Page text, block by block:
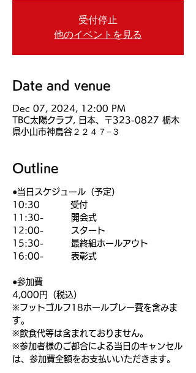
受付停止
他のイベントを見る
Date and venue
Dec 07, 2024, 12:00 PM
TBC太陽クラブ, 日本、〒323-0827 栃木
県小山市神鳥谷２２４７−３
Outline
●当日スケジュール（予定）
10:30          受付
11:30-         開会式
12:00-         スタート
15:30-         最終組ホールアウト
16:00-         表彰式
●参加費
4,000円（税込）
※フットゴルフ18ホールプレー費を含みま
す。
※飲食代等は含まれておりません。
※参加者様のご都合による当日のキャンセル
は、参加費全額をお支払いいただきます。